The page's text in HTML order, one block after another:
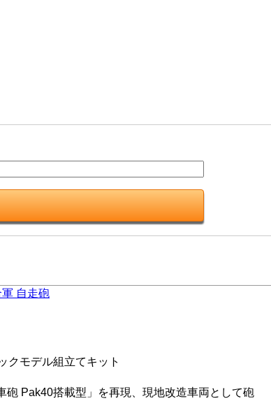
自走砲
クモデル組立てキット
Pak40搭載型」を再現、現地改造車両として砲